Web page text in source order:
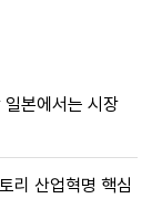
본에서는 시장
리 산업혁명 핵심